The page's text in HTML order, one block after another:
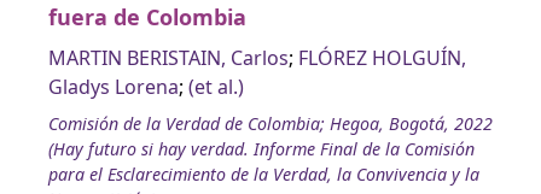
fuera de Colombia
MARTIN BERISTAIN, Carlos; FLÓREZ HOLGUÍN,
Gladys Lorena; (et al.)
Comisión de la Verdad de Colombia; Hegoa, Bogotá, 2022
(Hay futuro si hay verdad. Informe Final de la Comisión
para el Esclarecimiento de la Verdad, la Convivencia y la